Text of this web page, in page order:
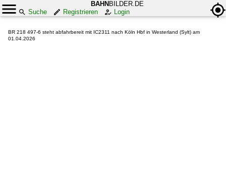
BAHN BILDER.DE
Suche
Registrieren Login
BR 218 497-6 steht abfahrbereit mit IC2311 nach Köln Hbf in Westerland (Sylt) am
01.04.2026